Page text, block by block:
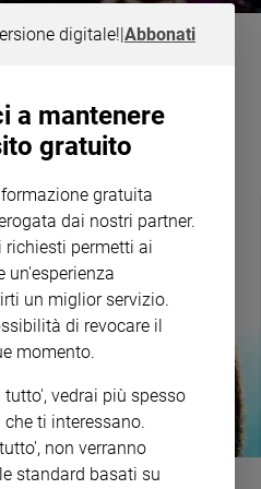
la violenza»
digitale!|Abbonati
a mantenere
gratuito
gratuita
dai nostri partner.
richiesti permetti ai
un'esperienza
un miglior servizio.
di revocare il
momento.
vedrai più spesso
ti interessano.
non verranno
standard basati su